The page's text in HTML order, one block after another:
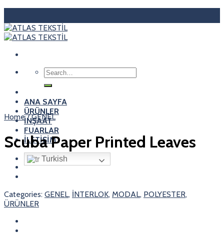
to
content
Search
for:
ANA SAYFA
ÜRÜNLER
İNŞAAT
FUARLAR
İLETİŞİM
Turkish
Home / GENEL
Scuba Paper Printed Leaves
Categories: GENEL, İNTERLOK, MODAL, POLYESTER,
ÜRÜNLER